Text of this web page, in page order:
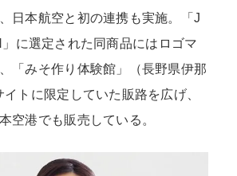
日本航空と初の連携も実施。「J
に選定された同商品にはロゴマ
「みそ作り体験館」（長野県伊那
トに限定していた販路を広げ、
空港でも販売している。